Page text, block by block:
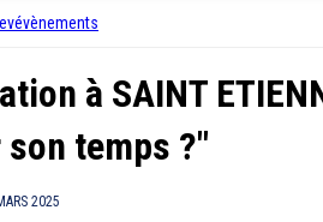
à SAINT
temps ?"
2025